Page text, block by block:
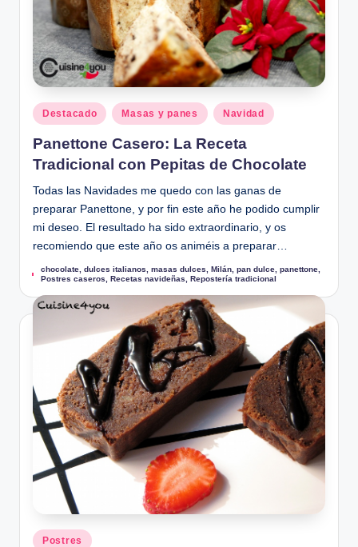
Publicado
en
Destacado Masas y panes Navidad
Panettone Casero: La Receta
Tradicional con Pepitas de Chocolate
Todas las Navidades me quedo con las ganas de
preparar Panettone, y por fin este año he podido cumplir
mi deseo. El resultado ha sido extraordinario, y os
recomiendo que este año os animéis a preparar…
Etiquetas:
chocolate,dulces italianos,masas dulces, Milán,pan dulce,panettone,
Postres caseros, Recetas navideñas, Repostería tradicional
Publicado
Postres